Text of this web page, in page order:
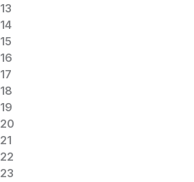
13
14
15
16
17
18
19
20
21
22
23